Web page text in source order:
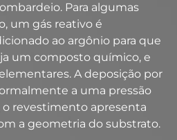
Para algumas
um gás reativo é
ao argônio para que
um composto químico, e
A deposição por
a uma pressão
o revestimento apresenta
a geometria do substrato.